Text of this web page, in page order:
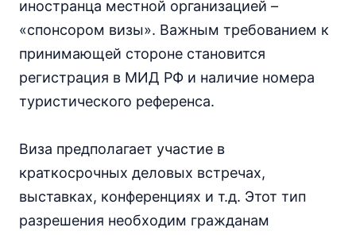
иностранца местной организацией –
«спонсором визы». Важным требованием к
принимающей стороне становится
регистрация в МИД РФ и наличие номера
туристического референса.
Виза предполагает участие в
краткосрочных деловых встречах,
выставках, конференциях и т.д. Этот тип
разрешения необходим гражданам